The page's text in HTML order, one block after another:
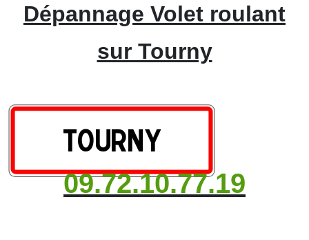
Dépannage Volet roulant
sur Tourny
09.72.10.77.19